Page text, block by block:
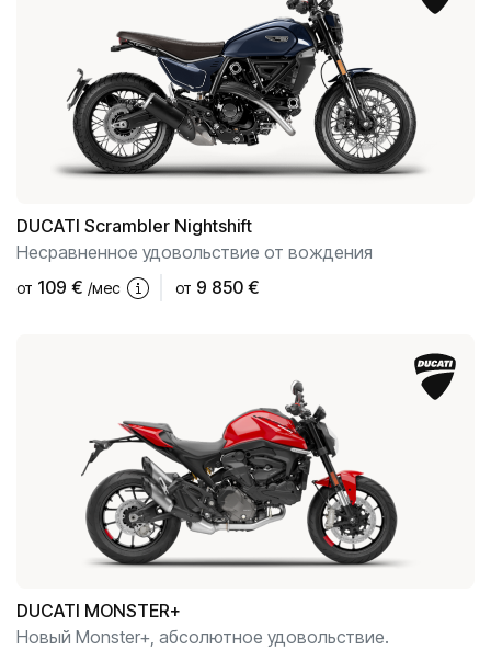
ул. К. Улманя гатве, 96
CUPRA Garage un XPENG
ул. Краста, 42
CUPRA, SEAT, MG un mazlietoti auto
Помощь на дороге
DUCATI Scrambler Nightshift
Несравненное удовольствие от вождения
от 109 € /мес от 9 850 €
DUCATI MONSTER+
Новый Monster+, абсолютное удовольствие.